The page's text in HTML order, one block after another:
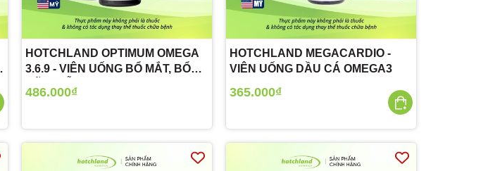
HOTCHLAND OPTIMUM OMEGA
3.6.9 - VIÊN UỐNG BỔ MẮT, BỔ
486.000₫
HOTCHLAND MEGACARDIO -
VIÊN UỐNG DẦU CÁ OMEGA3
365.000₫